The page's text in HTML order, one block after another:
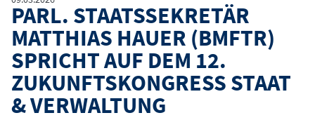
PARL. STAATSSEKRETÄR
MATTHIAS HAUER (BMFTR)
SPRICHT AUF DEM 12.
ZUKUNFTSKONGRESS STAAT
& VERWALTUNG